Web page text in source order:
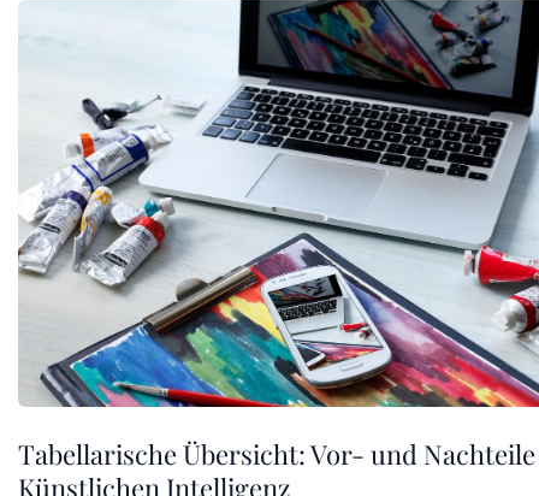
Tabellarische Übersicht: Vor- und
Künstlichen Intelligenz